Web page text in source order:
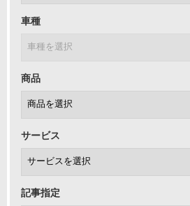
車種
商品
サービス
記事指定